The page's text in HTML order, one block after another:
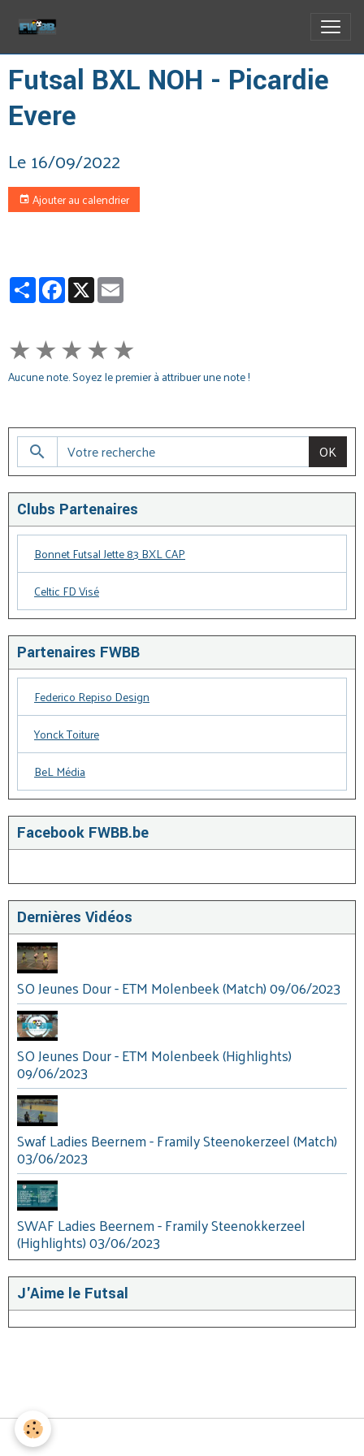
Futsal BXL NOH - Picardie
Evere
Le 16/09/2022
Ajouter au calendrier
PartagerFacebook
X
★★★★★
Aucune note. Soyez le premier à attribuer une note !
OK
Clubs Partenaires
Bonnet Futsal Jette 83 BXL CAP
Celtic FD Visé
Partenaires FWBB
Federico Repiso Design
Yonck Toiture
BeL Média
Facebook FWBB.be
Dernières Vidéos
SO Jeunes Dour - ETM Molenbeek (Match) 09/06/2023
SO Jeunes Dour - ETM Molenbeek (Highlights)
09/06/2023
Swaf Ladies Beernem - Framily Steenokerzeel (Match)
03/06/2023
SWAF Ladies Beernem - Framily Steenokkerzeel
(Highlights) 03/06/2023
J'Aime le Futsal